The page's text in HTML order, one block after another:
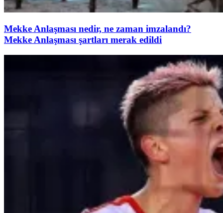
Mekke Anlaşması nedir, ne zaman imzalandı?
Mekke Anlaşması şartları merak edildi